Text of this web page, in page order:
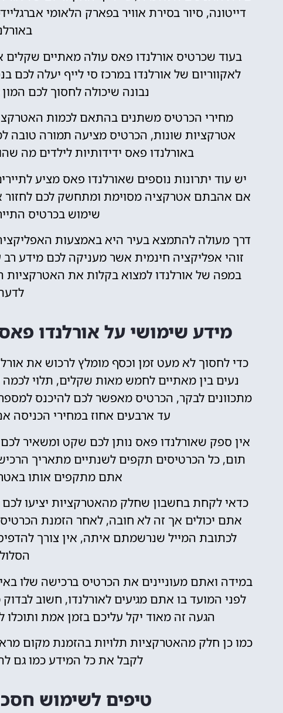
דייטונה, סיור בסירת אוויר בפארק הלאומי
בעוד שכרטיס אורלנדו פאס עולה מאתיים
לאקווריום של אורלנדו במרכז סי לייף יעלה
נבונה שיכולה לחסוך לכם
מחירי הכרטיס משתנים בהתאם לכמות
אטרקציות שונות, הכרטיס מציעה תמורה טובה
באורלנדו פאס ידידותיות לילדים מה
יש עוד יתרונות נוספים שאורלנדו פאס מציע
אם אהבתם אטרקציה מסוימת ומתחשק לכם לחזור
שימוש בכרטיס
זוהי אפליקציה חינמית אשר מעניקה לכם מידע
במפה של אורלנדו למצוא בקלות את האטרקציות
מידע שימושי על אורלנדו
כדי לחסוך לא מעט זמן וכסף מומלץ לרכוש את
נעים בין מאתיים לחמש מאות שקלים, תלוי
מתכוונים לבקר, הכרטיס מאפשר לכם להיכנס
עד ארבעים אחוז במחירי הכניסה
אין ספק שאורלנדו פאס נותן לכם שקט ומשאיר
תום, כל הכרטיסים תקפים לשנתיים מתאריך
אתם מתקפים אותו
כדאי לקחת בחשבון שחלק מהאטרקציות יציעו
אתם יכולים אך זה לא חובה, לאחר הזמנת
לכתובת המייל שנרשמתם איתה, אין צורך
במידה ואתם מעוניינים את הכרטיס ברכישה שלו
לפני המועד בו אתם מגיעים לאורלנדו, חשוב
הגעה זה מאוד יקל עליכם בזמן אמת
כמו כן חלק מהאטרקציות תלויות בהזמנת מקום
לקבל את כל המידע כמו גם
טיפים לשימוש